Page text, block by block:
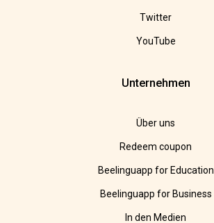
Twitter
YouTube
Unternehmen
Über uns
Redeem coupon
Beelinguapp for Education
Beelinguapp for Business
In den Medien